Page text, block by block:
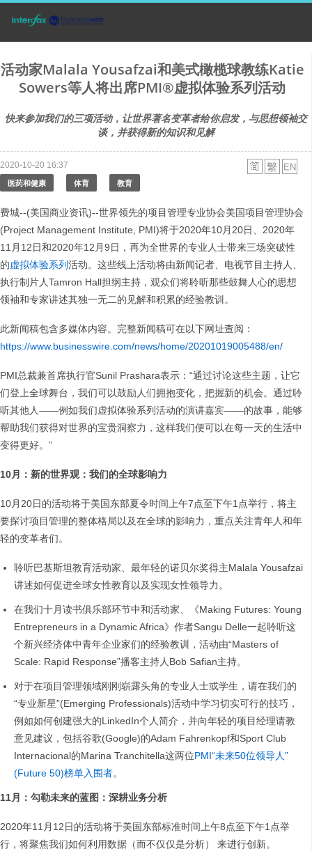
活动家Malala Yousafzai和美式橄榄球教练Katie
Sowers等人将出席PMI®虚拟体验系列活动
快来参加我们的三项活动，让世界著名变革者给你启发，与思想领袖交
谈，并获得新的知识和见解
2020-10-20 16:37
医药和健康 体育 教育
费城--(美国商业资讯)--世界领先的项目管理专业协会美国项目管理协会
(Project Management Institute, PMI)将于2020年10月20日、2020年
11月12日和2020年12月9日，再为全世界的专业人士带来三场突破性
的虚拟体验系列活动。这些线上活动将由新闻记者、电视节目主持人、
执行制片人Tamron Hall担纲主持，观众们将聆听那些鼓舞人心的思想
领袖和专家讲述其独一无二的见解和积累的经验教训。
此新闻稿包含多媒体内容。完整新闻稿可在以下网址查阅：
https://www.businesswire.com/news/home/20201019005488/en/
PMI总裁兼首席执行官Sunil Prashara表示：“通过讨论这些主题，让它
们登上全球舞台，我们可以鼓励人们拥抱变化，把握新的机会。通过聆
听其他人——例如我们虚拟体验系列活动的演讲嘉宾——的故事，能够
帮助我们获得对世界的宝贵洞察力，这样我们便可以在每一天的生活中
变得更好。”
10月：新的世界观：我们的全球影响力
10月20日的活动将于美国东部夏令时间上午7点至下午1点举行，将主
要探讨项目管理的整体格局以及在全球的影响力，重点关注青年人和年
轻的变革者们。
聆听巴基斯坦教育活动家、最年轻的诺贝尔奖得主Malala Yousafzai
讲述如何促进全球女性教育以及实现女性领导力。
在我们十月读书俱乐部环节中和活动家、《Making Futures: Young
Entrepreneurs in a Dynamic Africa》作者Sangu Delle一起聆听这
个新兴经济体中青年企业家们的经验教训，活动由“Masters of
Scale: Rapid Response”播客主持人Bob Safian主持。
对于在项目管理领域刚刚崭露头角的专业人士或学生，请在我们的
“专业新星”(Emerging Professionals)活动中学习切实可行的技巧，
例如如何创建强大的LinkedIn个人简介，并向年轻的项目经理请教
意见建议，包括谷歌(Google)的Adam Fahrenkopf和Sport Club
Internacional的Marina Tranchitella这两位PMI“未来50位领导人”
(Future 50)榜单入围者。
11月：勾勒未来的蓝图：深耕业务分析
2020年11月12日的活动将于美国东部标准时间上午8点至下午1点举
行，将聚焦我们如何利用数据（而不仅仅是分析） 来进行创新。